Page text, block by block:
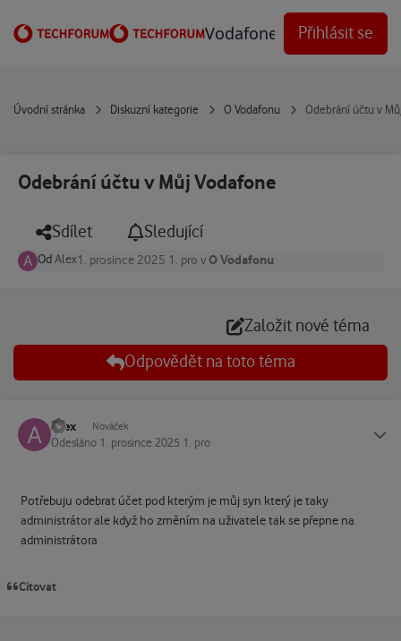
Vodafone Techforum
Přihlásit se
Úvodní stránka Diskuzní kategorie O Vodafonu Odebrání účtu v
Odebrání účtu v Můj Vodafone
Sdílet Sledující
OdAlex1. prosince 2025 1. pro v O Vodafonu
Založit nové téma
Odpovědět na toto téma
Alex Nováček
Odesláno 1. prosince 2025 1. pro
Potřebuju odebrat účet pod kterým je můj syn který je taky
administrátor ale když ho změním na uživatele tak se přepne na
administrátora
Citovat